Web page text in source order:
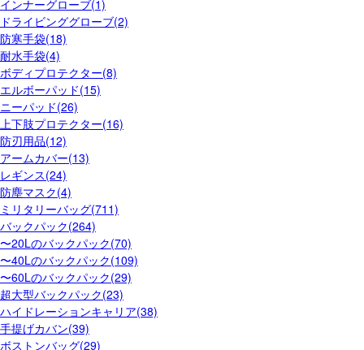
インナーグローブ(1)
ドライビンググローブ(2)
防寒手袋(18)
耐水手袋(4)
ボディプロテクター(8)
エルボーパッド(15)
ニーパッド(26)
上下肢プロテクター(16)
防刃用品(12)
アームカバー(13)
レギンス(24)
防塵マスク(4)
ミリタリーバッグ(711)
バックパック(264)
〜20Lのバックパック(70)
〜40Lのバックパック(109)
〜60Lのバックパック(29)
超大型バックパック(23)
ハイドレーションキャリア(38)
手提げカバン(39)
ボストンバッグ(29)